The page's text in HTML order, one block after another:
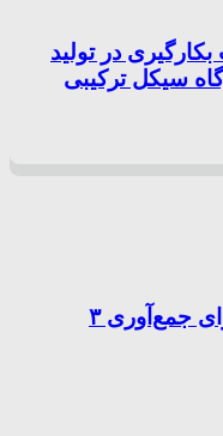
در تولید
سیکل ترکیبی
دستور سازمان غذا و دارو برای جمع‌آوری ۳